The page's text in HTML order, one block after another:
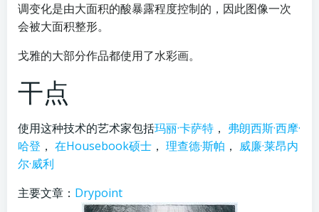
调变化是由大面积的酸暴露程度控制的，因此图像一次
会被大面积整形。
戈雅的大部分作品都使用了水彩画。
干点
使用这种技术的艺术家包括玛丽·卡萨特 ， 弗朗西斯·西摩·
哈登 ， 在Housebook硕士 ， 理查德·斯帕 ， 威廉·莱昂内
尔·威利
主要文章： Drypoint